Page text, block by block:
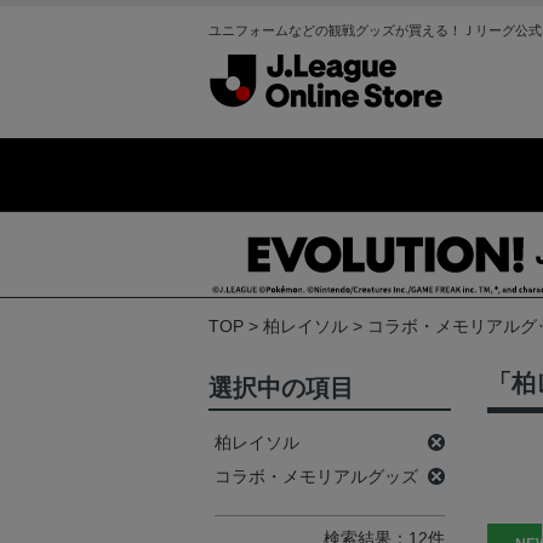
ユニフォームなどの観戦グッズが買える！Ｊリーグ公
TOP 柏レイソル コラボ・メモリアル
「
選択中の項目
柏レイソル
コラボ・メモリアルグッズ
検索結果：12件